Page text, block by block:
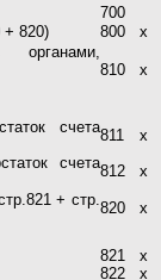
700
+ 820) 800
х
810 х
счета811
х
счета812
х
+ стр.820
х
821
х
822
х